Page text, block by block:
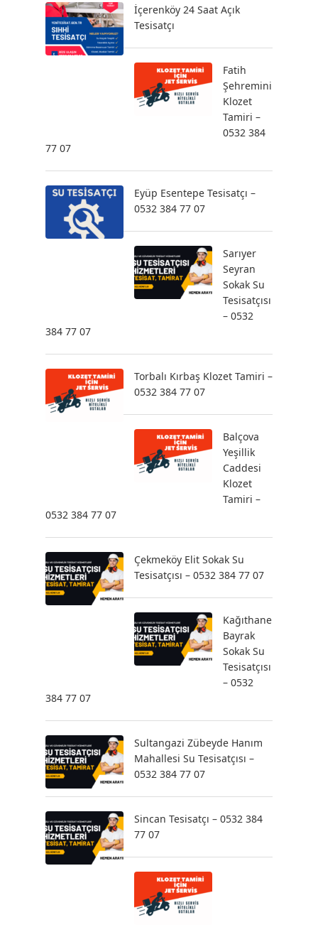
İçerenköy 24 Saat Açık
Tesisatçı
Fatih
Şehremini
Klozet
Tamiri –
0532 384
77 07
Eyüp Esentepe Tesisatçı –
0532 384 77 07
Sarıyer
Seyran
Sokak Su
Tesisatçısı
– 0532
384 77 07
Torbalı Kırbaş Klozet Tamiri –
0532 384 77 07
Balçova
Yeşillik
Caddesi
Klozet
Tamiri –
0532 384 77 07
Çekmeköy Elit Sokak Su
Tesisatçısı – 0532 384 77 07
Kağıthane
Bayrak
Sokak Su
Tesisatçısı
– 0532
384 77 07
Sultangazi Zübeyde Hanım
Mahallesi Su Tesisatçısı –
0532 384 77 07
Sincan Tesisatçı – 0532 384
77 07